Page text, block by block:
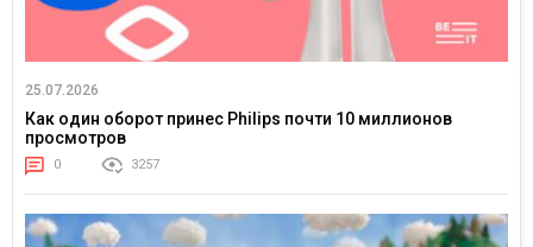
25.07.2026
Как один оборот принес Philips почти 10 миллионов
просмотров
0 3257